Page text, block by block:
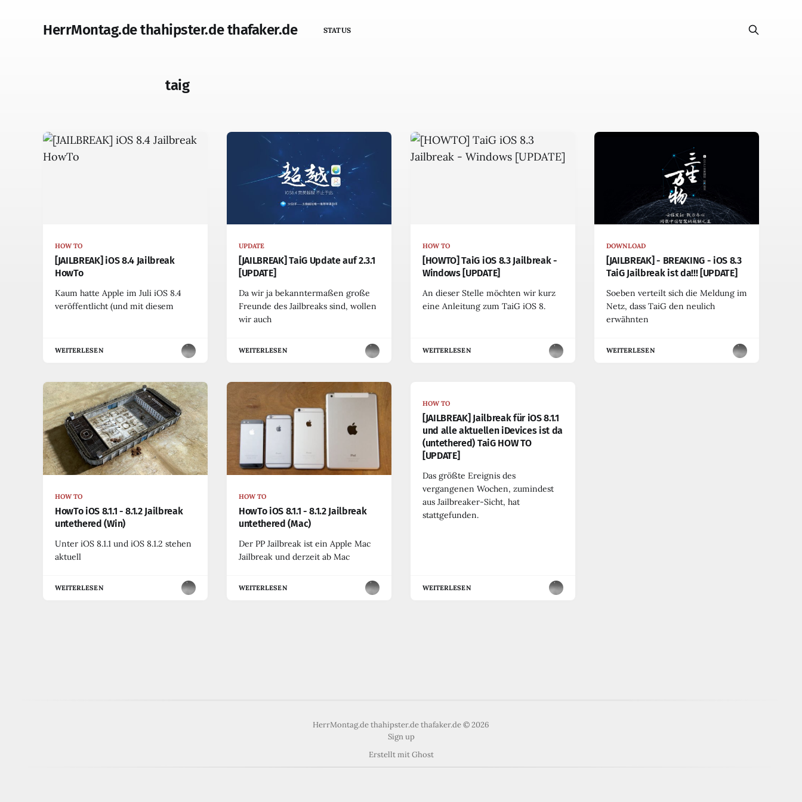
HerrMontag.de thahipster.de thafaker.de STATUS
taig
HOW TO
[JAILBREAK] iOS 8.4 Jailbreak
HowTo
Kaum hatte Apple im Juli iOS 8.4
veröffentlicht (und mit diesem
WEITERLESEN
UPDATE
[JAILBREAK] TaiG Update auf 2.3.1
[UPDATE]
Da wir ja bekanntermaßen große
Freunde des Jailbreaks sind, wollen
wir auch
WEITERLESEN
HOW TO
[HOWTO] TaiG iOS 8.3 Jailbreak -
Windows [UPDATE]
An dieser Stelle möchten wir kurz
eine Anleitung zum TaiG iOS 8.
WEITERLESEN
DOWNLOAD
[JAILBREAK] - BREAKING - iOS 8.3
TaiG Jailbreak ist da!!! [UPDATE]
Soeben verteilt sich die Meldung im
Netz, dass TaiG den neulich
erwähnten
WEITERLESEN
HOW TO
HowTo iOS 8.1.1 - 8.1.2 Jailbreak
untethered (Win)
Unter iOS 8.1.1 und iOS 8.1.2 stehen
aktuell
WEITERLESEN
HOW TO
HowTo iOS 8.1.1 - 8.1.2 Jailbreak
untethered (Mac)
Der PP Jailbreak ist ein Apple Mac
Jailbreak und derzeit ab Mac
WEITERLESEN
HOW TO
[JAILBREAK] Jailbreak für iOS 8.1.1
und alle aktuellen iDevices ist da
(untethered) TaiG HOW TO
[UPDATE]
Das größte Ereignis des
vergangenen Wochen, zumindest
aus Jailbreaker-Sicht, hat
stattgefunden.
WEITERLESEN
HerrMontag.de thahipster.de thafaker.de © 2026
Sign up
Erstellt mitGhost